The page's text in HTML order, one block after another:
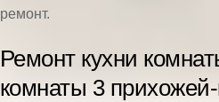
ремонт.
Ремонт кухни
комнаты 3